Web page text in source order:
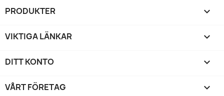
PRODUKTER 
VIKTIGA LÄNKAR 
DITT KONTO 
VÅRT FÖRETAG keyboard_arrow_down